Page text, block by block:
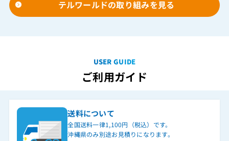
テルワールドの取り組みを見る
USER GUIDE
ご利用ガイド
送料について
全国送料一律1,100円（税込）です。
沖縄県のみ別途お見積りになります。